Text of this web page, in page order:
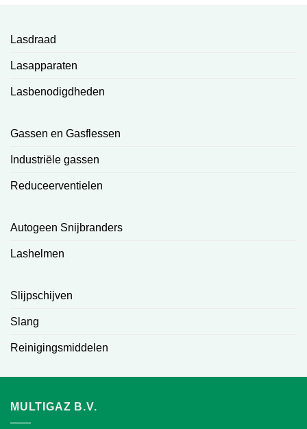
Lasdraad
Lasapparaten
Lasbenodigdheden
Gassen en Gasflessen
Industriële gassen
Reduceerventielen
Autogeen Snijbranders
Lashelmen
Slijpschijven
Slang
Reinigingsmiddelen
MULTIGAZ B.V.